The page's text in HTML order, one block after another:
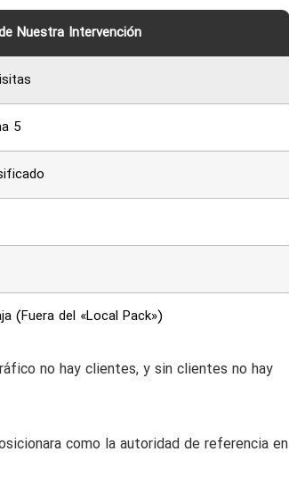
Nuestra Intervención
5
(Fuera del «Local Pack»)
no hay clientes, y sin clientes no hay
como la autoridad de referencia en